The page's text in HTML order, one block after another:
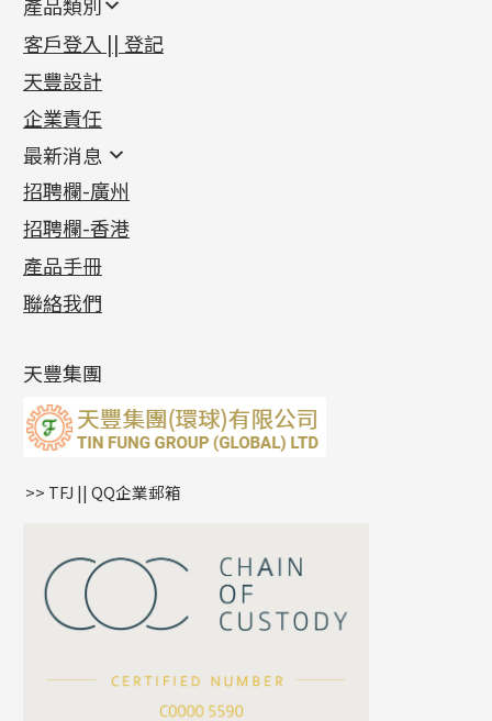
公司名稱
產品類別
新產品
足金系列
足金配件
機織鏈系列
珠仔鏈
镶口链
管狀網鏈
十字車花鏈系列
十字閃O鏈系列
十字錘打鏈系列
側身車花鏈系列
側身鏈系列
雙十字鏈系列
水波鏈系列
蛇骨鏈系列
鏈尾系列
嘴唇鏈系列
S車花鏈系列
珍珠鏈系列
坦克鏈系列
滿天星鏈系列
方假繩鏈系列
首飾配件
耳環類配件
卷迫系列
螺絲迫系列
梅花迫系列
平臺迫系列
綫拍系列
美拍系列
耳環扣系列
耳綫/耳鈎系列
耳環爪頭
耳環
鏈類配件
動感車花吊墜
調節珠系列
生圈扣系列
龍蝦扣系列
鴨俐制系列
字母吊墜
相盒吊墜
項鏈吊墜
生肖吊墜
星座吊墜
珠扣
其他類配件
珠盤系列
袖口鈕系列
焊片及鐳射綫
空心車花管
珠類配件
無孔光身珠
空心光身珠
無孔批花珠
鑲口類
四爪頭系列
六爪頭系列
車花片
動感車花片
鑲口戒指
鑲口手鏈系列
首飾系列
手镯系列
戒指系列
空心耳環
空心车花管首饰链
空心手鐲系列
貴金屬原料
千足金
記憶金屬系列
記憶戒指
拉簧珠珠手鏈
記憶鈦手鐲
客戶登入 || 登記
天豐設計
企業責任
最新消息
最新消息
各項證書(2)
相片集(9)
展覽會資訊
最新產品資訊
招聘欄-廣州
招聘欄-香港
產品手冊
聯絡我們
天豐集團
>> TFJ || QQ企業郵箱